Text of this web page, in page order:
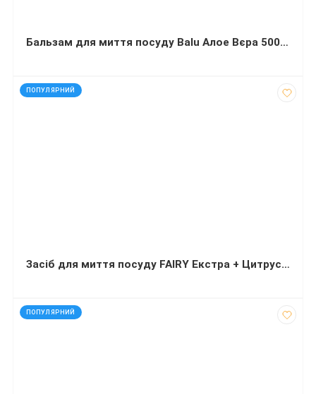
Бальзам для миття посуду Balu Алое Вєра 500 мл
ПОПУЛЯРНИЙ
код: 12510
Засіб для миття посуду FAIRY Екстра + Цитрус 650 мл
ПОПУЛЯРНИЙ
код: 16038